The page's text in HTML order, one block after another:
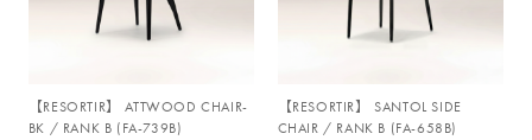
【RESORTIR】 ATTWOOD CHAIR-
BK / RANK B (FA-739B)
【RESORTIR】 SANTOL SIDE
CHAIR / RANK B (FA-658B)